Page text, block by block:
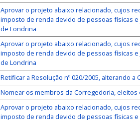
Aprovar o projeto abaixo relacionado, cujos
imposto de renda devido de pessoas físicas
de Londrina
Aprovar o projeto abaixo relacionado, cujos
imposto de renda devido de pessoas físicas
de Londrina
Retificar a Resolução nº 020/2005, alterando
Nomear os membros da Corregedoria, eleitos
Aprovar o projeto abaixo relacionado, cujos
imposto de renda devido de pessoas físicas